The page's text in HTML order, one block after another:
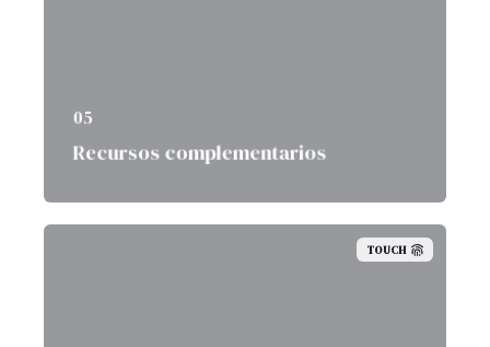
05
Recursos complementarios
TOUCH